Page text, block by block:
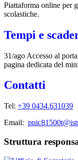
Piattaforma online per
scolastiche.
Tempi e
31/ago Accesso al
pagina dedicata del
Contatti
Tel: +39 0434.631039
Email:
Struttura